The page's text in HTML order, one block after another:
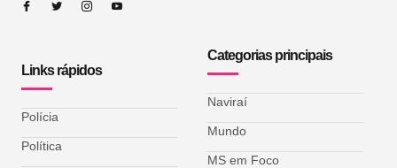
Links rápidos
Polícia
Política
Categorias principais
Naviraí
Mundo
MS em Foco